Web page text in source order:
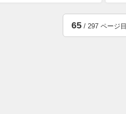
65/ 297 ページ目